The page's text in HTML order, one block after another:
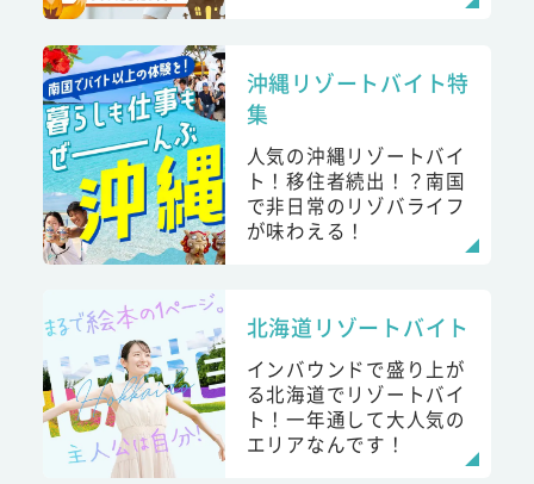
沖縄リゾートバイト特
集
人気の沖縄リゾートバイ
ト！移住者続出！？南国
で非日常のリゾバライフ
が味わえる！
北海道リゾートバイト
インバウンドで盛り上が
る北海道でリゾートバイ
ト！一年通して大人気の
エリアなんです！